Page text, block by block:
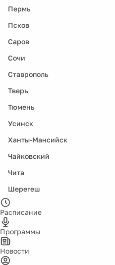
Пермь
Псков
Саров
Сочи
Ставрополь
Тверь
Тюмень
Усинск
Ханты-Мансийск
Чайковский
Чита
Шерегеш
Расписание
Программы
Новости